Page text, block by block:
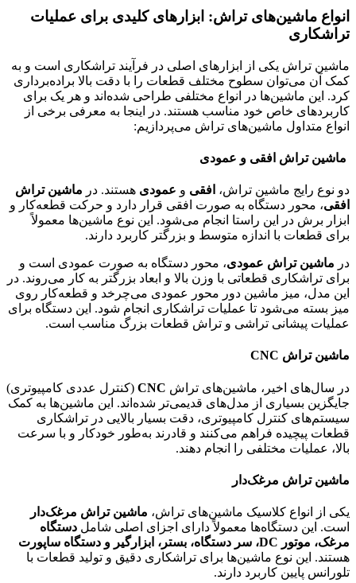
انواع ماشین‌های تراش: ابزارهای کلیدی برای عملیات
تراشکاری
ماشین تراش یکی از ابزارهای اصلی در فرآیند تراشکاری است و به
کمک آن می‌توان سطوح مختلف قطعات را با دقت بالا براده‌برداری
کرد. این ماشین‌ها در انواع مختلفی طراحی شده‌اند و هر یک برای
کاربردهای خاص خود مناسب هستند. در اینجا به معرفی برخی از
انواع متداول ماشین‌های تراش می‌پردازیم:
ماشین تراش افقی و عمودی
دو نوع رایج ماشین تراش، افقی و عمودی هستند. در ماشین تراش
افقی، محور دستگاه به صورت افقی قرار دارد و حرکت قطعه‌کار و
ابزار برش در این راستا انجام می‌شود. این نوع ماشین‌ها معمولاً
برای قطعات با اندازه متوسط و بزرگتر کاربرد دارند.
در ماشین تراش عمودی، محور دستگاه به صورت عمودی است و
برای تراشکاری قطعاتی با وزن بالا و ابعاد بزرگتر به کار می‌روند. در
این مدل، میز ماشین دور محور عمودی می‌چرخد و قطعه‌کار روی
میز بسته می‌شود تا عملیات تراشکاری انجام شود. این دستگاه برای
عملیات پیشانی تراشی و تراش قطعات بزرگ مناسب است.
ماشین تراش CNC
در سال‌های اخیر، ماشین‌های تراش CNC (کنترل عددی کامپیوتری)
جایگزین بسیاری از مدل‌های قدیمی‌تر شده‌اند. این ماشین‌ها به کمک
سیستم‌های کنترل کامپیوتری، دقت بسیار بالایی در تراشکاری
قطعات پیچیده فراهم می‌کنند و قادرند به‌طور خودکار و با سرعت
بالا، عملیات مختلفی را انجام دهند.
ماشین تراش مرغک‌دار
یکی از انواع کلاسیک ماشین‌های تراش، ماشین تراش مرغک‌دار
است. این دستگاه‌ها معمولاً دارای اجزای اصلی شامل دستگاه
مرغک، موتور DC، سر دستگاه، بستر، ابزارگیر و دستگاه ساپورت
هستند. این نوع ماشین‌ها برای تراشکاری دقیق و تولید قطعات با
تلورانس پایین کاربرد دارند.